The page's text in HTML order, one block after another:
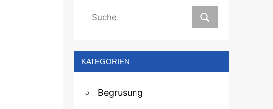
KATEGORIEN
Begrusung